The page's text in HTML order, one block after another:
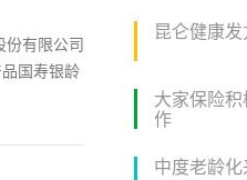
份有限公司
国寿银龄
昆仑健康
大家保险
作
中度老龄